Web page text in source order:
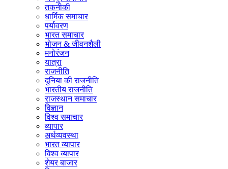
तकनीकी
धार्मिक समाचार
पर्यावरण
भारत समाचार
भोजन & जीवनशैली
मनोरंजन
यात्रा
राजनीति
दुनिया की राजनीति
भारतीय राजनीति
राजस्थान समाचार
विज्ञान
विश्व समाचार
व्यापार
अर्थव्यवस्था
भारत व्यापार
विश्व व्यापार
शेयर बाजार